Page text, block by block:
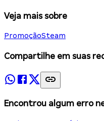
Veja mais sobre
PromoçãoSteam
Compartilhe em suas
Encontrou algum erro